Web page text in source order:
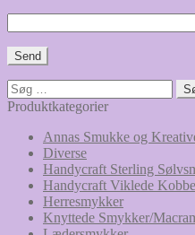
Søg
efter:
Produktkategorier
Annas Smukke og
Diverse
Handycraft Sterling
Handycraft Viklede
Herresmykker
Knyttede Smykker/